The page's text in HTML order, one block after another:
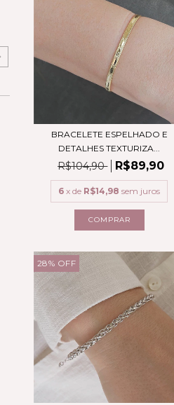
BRACELETE ESPELHADO E
DETALHES TEXTURIZA...
R$104,90 R$89,90
6 x de R$14,98 sem juros
28% OFF